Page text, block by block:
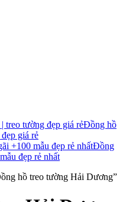
Đồng hồ
giá rẻ
Đồng
đẹp rẻ nhất
hồ treo tường Hải Dương”